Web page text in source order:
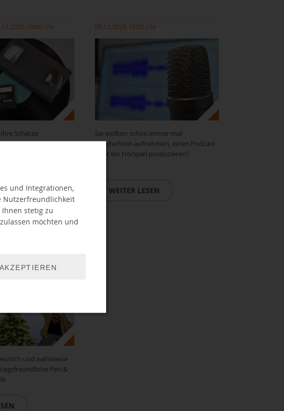
10:00 Uhr
Schätze
08.12.2026 10:00 Uhr
Sie wollten schon immer mal
Geschichten aufnehmen, einen Podcast
oder ein Hörspiel produzieren?
WEITER LESEN
&
und wahlweise
Pen &
und Integrationen,
Nutzerfreundlichkeit
stetig zu
möchten und